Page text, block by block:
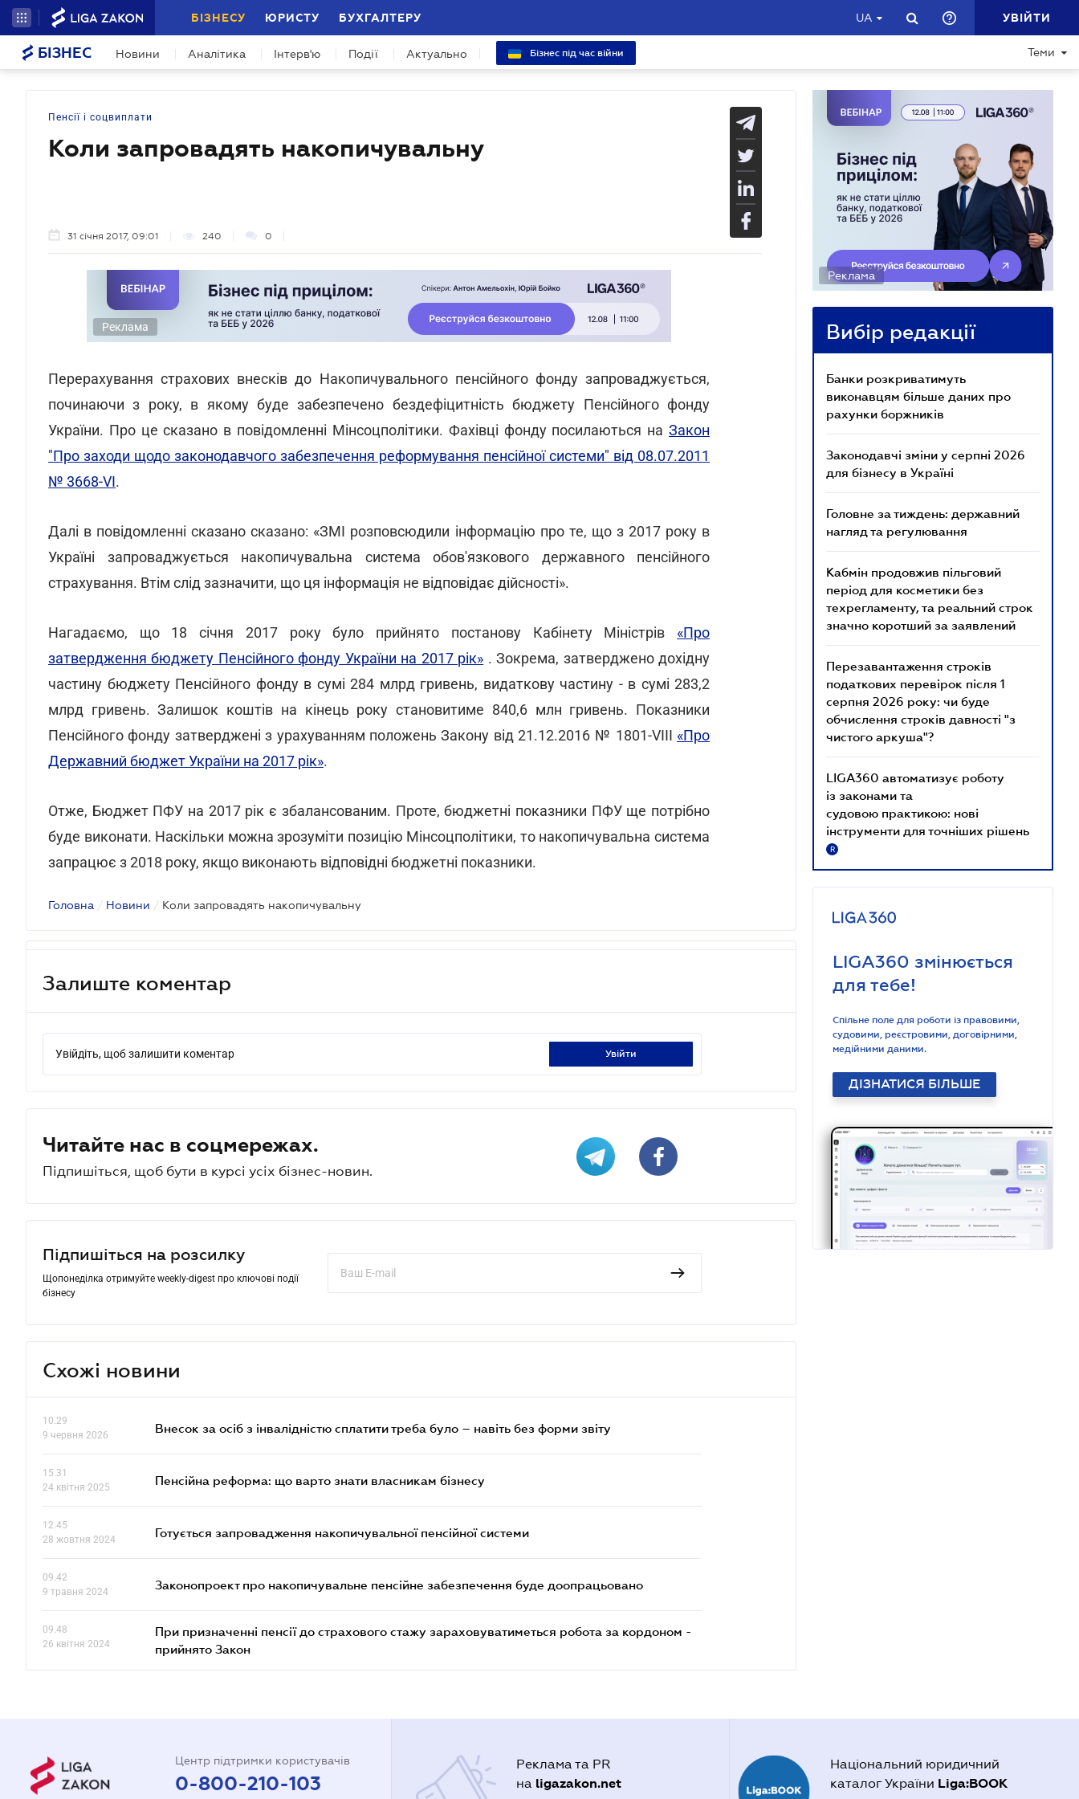
БІЗНЕСУ ЮРИСТУ БУХГАЛТЕРУ UA УВІЙТИ
БІЗНЕС Новини Аналітика Інтерв'ю Події Актуально Бізнес під час війни Теми
Пенсії і соцвиплати
Коли запровадять накопичувальну
31 січня 2017, 09:01 240 0
Реклама
Перерахування страхових внесків до Накопичувального пенсійного фонду запроваджується,
починаючи з року, в якому буде забезпечено бездефіцитність бюджету Пенсійного фонду
України. Про це сказано в повідомленні Мінсоцполітики. Фахівці фонду посилаються на Закон
"Про заходи щодо законодавчого забезпечення реформування пенсійної системи" від 08.07.2011
№ 3668-VI.
Далі в повідомленні сказано сказано: «ЗМІ розповсюдили інформацію про те, що з 2017 року в
Україні запроваджується накопичувальна система обов'язкового державного пенсійного
страхування. Втім слід зазначити, що ця інформація не відповідає дійсності».
Нагадаємо, що 18 січня 2017 року було прийнято постанову Кабінету Міністрів «Про
затвердження бюджету Пенсійного фонду України на 2017 рік» . Зокрема, затверджено дохідну
частину бюджету Пенсійного фонду в сумі 284 млрд гривень, видаткову частину - в сумі 283,2
млрд гривень. Залишок коштів на кінець року становитиме 840,6 млн гривень. Показники
Пенсійного фонду затверджені з урахуванням положень Закону від 21.12.2016 № 1801-VIII «Про
Державний бюджет України на 2017 рік».
Отже, Бюджет ПФУ на 2017 рік є збалансованим. Проте, бюджетні показники ПФУ ще потрібно
буде виконати. Наскільки можна зрозуміти позицію Мінсоцполітики, то накопичувальна система
запрацює з 2018 року, якщо виконають відповідні бюджетні показники.
Головна / Новини / Коли запровадять накопичувальну
Залиште коментар
Увійдіть, щоб залишити коментар увійти
Читайте нас в соцмережах.
Підпишіться, щоб бути в курсі усіх бізнес-новин.
Підпишіться на розсилку
Щопонеділка отримуйте weekly-digest про ключові події
бізнесу
Схожі новини
10.29
9 червня 2026
Внесок за осіб з інвалідністю сплатити треба було – навіть без форми звіту
15.31
24 квітня 2025
Пенсійна реформа: що варто знати власникам бізнесу
12.45
28 жовтня 2024
Готується запровадження накопичувальної пенсійної системи
09.42
9 травня 2024
Законопроект про накопичувальне пенсійне забезпечення буде доопрацьовано
09.48
26 квітня 2024
При призначенні пенсії до страхового стажу зараховуватиметься робота за кордоном -
прийнято Закон
Реклама
Вибір редакції
Банки розкриватимуть
виконавцям більше даних про
рахунки боржників
Законодавчі зміни у серпні 2026
для бізнесу в Україні
Головне за тиждень: державний
нагляд та регулювання
Кабмін продовжив пільговий
період для косметики без
техрегламенту, та реальний строк
значно коротший за заявлений
Перезавантаження строків
податкових перевірок після 1
серпня 2026 року: чи буде
обчислення строків давності "з
чистого аркуша"?
LIGA360 автоматизує роботу
із законами та
судовою практикою: нові
інструменти для точніших рішень
R
LIGA360 змінюється
для тебе!
Спільне поле для роботи із правовими,
судовими, реєстровими, договірними,
медійними даними.
ДІЗНАТИСЯ БІЛЬШЕ
Центр підтримки користувачів
0-800-210-103
Реклама та PR
на ligazakon.net
Національний юридичний
каталог України Liga:BOOK